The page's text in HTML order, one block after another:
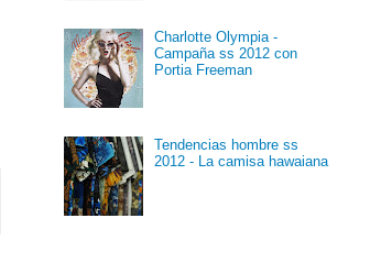
Charlotte Olympia -
Campaña ss 2012 con
Portia Freeman
Tendencias hombre ss
2012 - La camisa hawaiana